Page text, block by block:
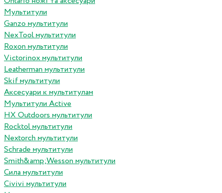
Мультитули
Ganzo мультитули
NexTool мультитули
Roxon мультитули
Victorinox мультитули
Leatherman мультитули
Skif мультитули
Аксесуари к мультитулам
Мультитули Active
HX Outdoors мультитули
Rocktol мультитули
Nextorch мультитули
Schrade мультитули
Smith&amp;Wesson мультитули
Сила мультитули
Civivi мультитули